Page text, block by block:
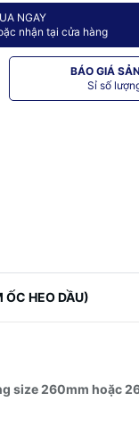
NGAY
nhận tại cửa hàng
BÁO GIÁ
Sỉ số
HEO DẦU)
size 260mm hoặc